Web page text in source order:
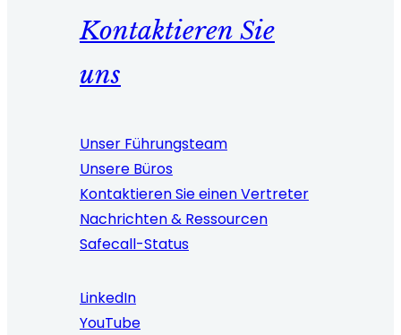
Kontaktieren Sie
uns
Unser Führungsteam
Unsere Büros
Kontaktieren Sie einen Vertreter
Nachrichten & Ressourcen
Safecall-Status
LinkedIn
YouTube